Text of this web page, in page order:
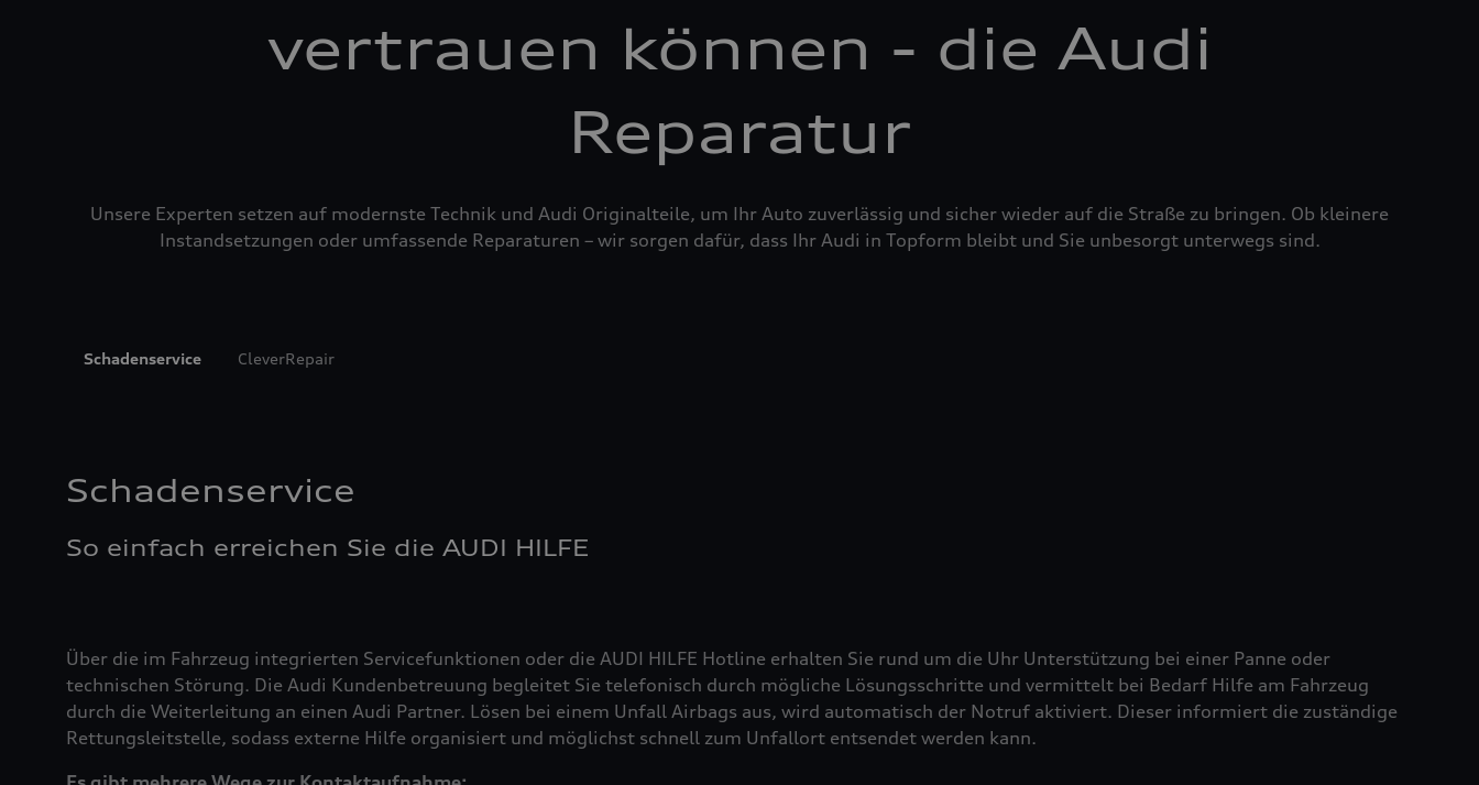
vertrauen können - die Audi
Reparatur
Unsere Experten setzen auf modernste Technik und Audi Originalteile, um Ihr Auto zuverlässig und sicher wieder auf die Straße zu bringen. Ob kleinere
Instandsetzungen oder umfassende Reparaturen – wir sorgen dafür, dass Ihr Audi in Topform bleibt und Sie unbesorgt unterwegs sind.
Schadenservice CleverRepair
Schadenservice
So einfach erreichen Sie die AUDI HILFE
Über die im Fahrzeug integrierten Servicefunktionen oder die AUDI HILFE Hotline erhalten Sie rund um die Uhr Unterstützung bei einer Panne oder
technischen Störung. Die Audi Kundenbetreuung begleitet Sie telefonisch durch mögliche Lösungsschritte und vermittelt bei Bedarf Hilfe am Fahrzeug
durch die Weiterleitung an einen Audi Partner. Lösen bei einem Unfall Airbags aus, wird automatisch der Notruf aktiviert. Dieser informiert die zuständige
Rettungsleitstelle, sodass externe Hilfe organisiert und möglichst schnell zum Unfallort entsendet werden kann.